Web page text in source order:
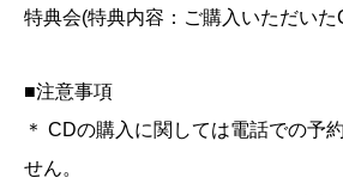
特典会(特典内容：ご購入いただい
■注意事項
＊ CDの購入に関しては電話での予
せん。